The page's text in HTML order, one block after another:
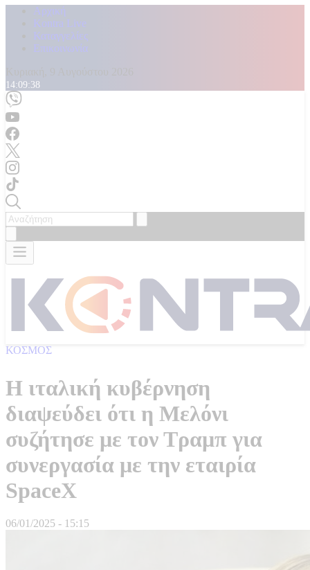
Αρχική
Kontra Live
Καταγγελίες
Επικοινωνία
14:09:40
ΚΟΣΜΟΣ
Η ιταλική κυβέρνηση
διαψεύδει ότι η Μελόνι
συζήτησε με τον Τραμπ για
συνεργασία με την εταιρία
SpaceX
06/01/2025 - 15:15